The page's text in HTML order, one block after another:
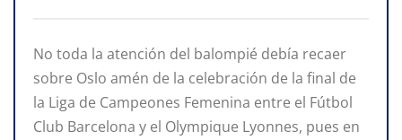
No toda la atención del balompié debía recaer
sobre Oslo amén de la celebración de la final de
la Liga de Campeones Femenina entre el Fútbol
Club Barcelona y el Olympique Lyonnes, pues en